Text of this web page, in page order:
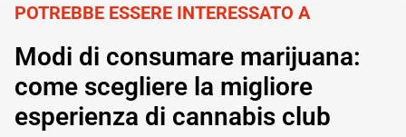
POTREBBE ESSERE INTERESSATO A
Modi di consumare marijuana:
come scegliere la migliore
esperienza di cannabis club